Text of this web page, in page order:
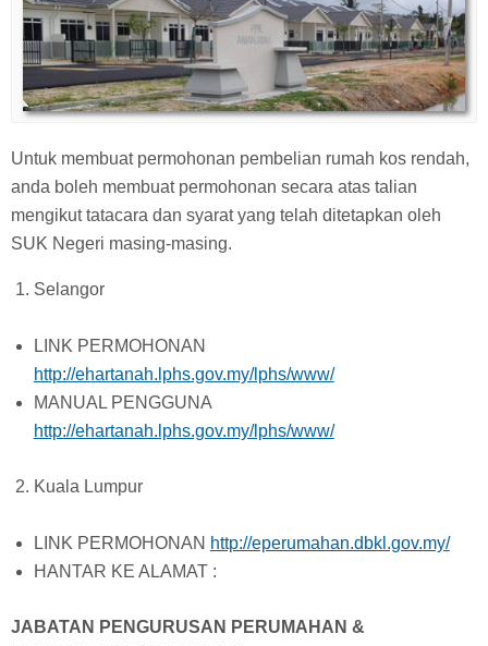
Untuk membuat permohonan pembelian rumah kos rendah,
anda boleh membuat permohonan secara atas talian
mengikut tatacara dan syarat yang telah ditetapkan oleh
SUK Negeri masing-masing.
Selangor
LINK PERMOHONAN
http://ehartanah.lphs.gov.my/lphs/www/
MANUAL PENGGUNA
http://ehartanah.lphs.gov.my/lphs/www/
Kuala Lumpur
LINK PERMOHONAN http://eperumahan.dbkl.gov.my/
HANTAR KE ALAMAT :
JABATAN PENGURUSAN PERUMAHAN &